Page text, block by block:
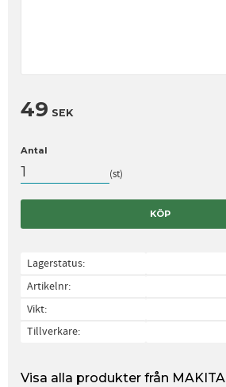
49 SEK
Antal
st
KÖP
Lagerstatus
Artikelnr
Vikt
Tillverkare
Visa alla produkter från MAKITA